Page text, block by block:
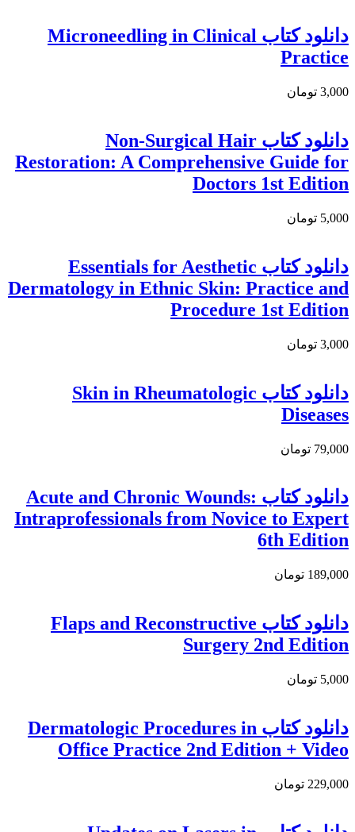
دانلود کتاب Microneedling in Clinical
Practice
3,000 تومان
دانلود کتاب Non-Surgical Hair
Restoration: A Comprehensive Guide for
Doctors 1st Edition
5,000 تومان
دانلود كتاب Essentials for Aesthetic
Dermatology in Ethnic Skin: Practice and
Procedure 1st Edition
3,000 تومان
دانلود کتاب Skin in Rheumatologic
Diseases
79,000 تومان
دانلود کتاب Acute and Chronic Wounds:
Intraprofessionals from Novice to Expert
6th Edition
189,000 تومان
دانلود کتاب Flaps and Reconstructive
Surgery 2nd Edition
5,000 تومان
دانلود کتاب Dermatologic Procedures in
Office Practice 2nd Edition + Video
229,000 تومان